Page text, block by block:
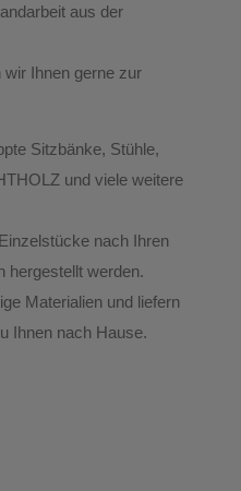
aus der
wir Ihnen gerne zur
Sitzbänke, Stühle,
und viele weitere
nach Ihren
hergestellt werden.
Materialien und liefern
Ihnen nach Hause.